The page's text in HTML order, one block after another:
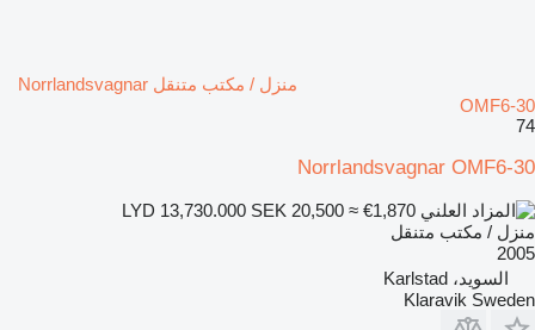
منزل / مكتب متنقل Norrlandsvagnar
OMF6-30
74
Norrlandsvagnar OMF6-30
SEK 20,500 ≈ €1,870
منزل / مكتب متنقل
2005
السويد، Karlstad
Klaravik Sweden